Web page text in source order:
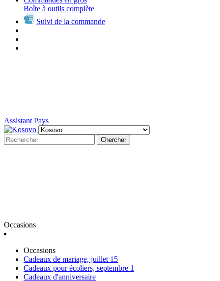
Boîte à outils complète
Suivi de la commande
Assistant Pays
Chercher
Occasions
Occasions
Cadeaux de mariage, juillet 15
Cadeaux pour écoliers, septembre 1
Cadeaux d'anniversaire